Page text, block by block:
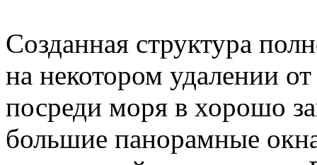
Созданная структура
на некотором удалении
посреди моря в хорошо
большие панорамные